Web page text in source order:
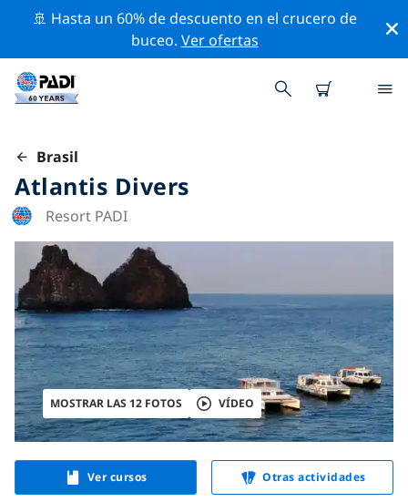
🚢 Hasta un 60% de descuento en el crucero de
buceo. Ver ofertas
Brasil
Atlantis Divers
Resort PADI
MOSTRAR LAS 12 FOTOS VÍDEO
Ver cursos Otras actividades